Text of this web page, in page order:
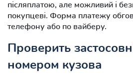
післяплатою, але можливий і
покупцеві. Форма платежу
телефону або по вайберу.
Проверить
номером кузова